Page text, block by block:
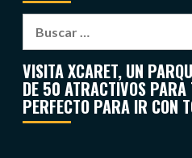
VISITA XCARET, UN
DE 50 ATRACTIVOS PARA
PERFECTO PARA IR CON